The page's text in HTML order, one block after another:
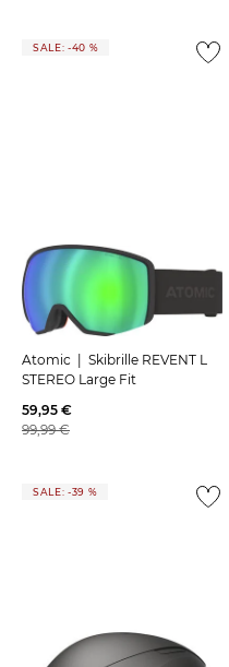
SALE: -40 %
Atomic | Skibrille REVENT L
STEREO Large Fit
59,95 €
99,99 €
SALE: -39 %